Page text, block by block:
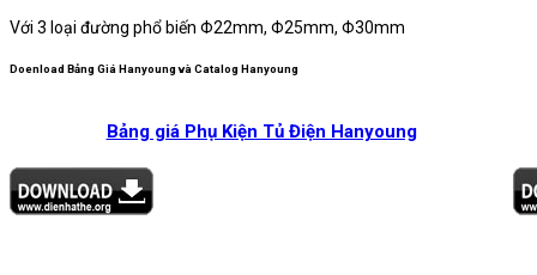
Với 3 loại đường phổ biến Φ22mm, Φ25mm, Φ30mm
Doenload Bảng Giá Hanyoung và Catalog Hanyoung
Bảng giá Phụ Kiện Tủ Điện Hanyoung